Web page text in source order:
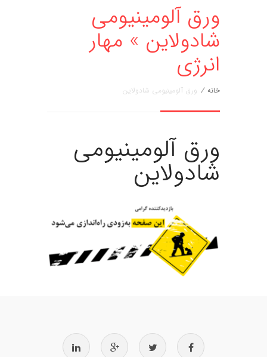
ورق آلومینیومی
شادولاین » مهار
انرژی
خانه / ورق آلومینیومی شادولاین
ورق آلومینیومی
شادولاین